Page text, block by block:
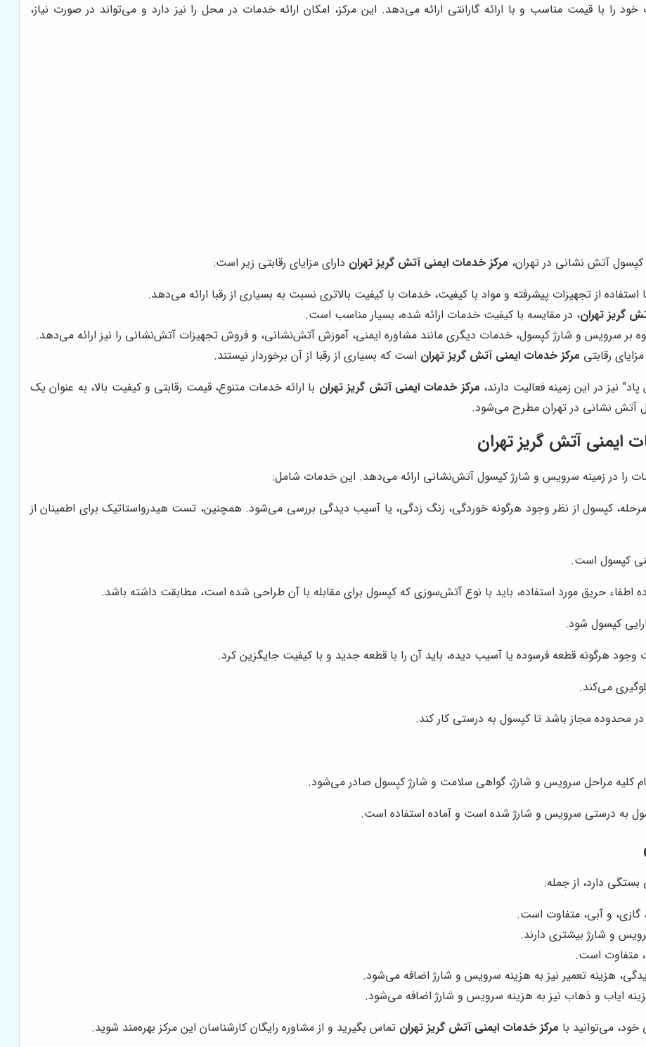
را با قیمت مناسب و با ارائه گارانتی ارائه می‌دهد. این مرکز، امکان ارائه خدمات در محل را نیز دارد و می‌تواند در صورت نیاز،
کپسول آتش نشانی در تهران، مرکز خدمات ایمنی آتش گریز تهران دارای مزایای رقابتی زیر است:
استفاده از تجهیزات پیشرفته و مواد با کیفیت، خدمات با کیفیت بالاتری نسبت به بسیاری از رقبا ارائه می‌دهد.
گریز تهران، در مقایسه با کیفیت خدمات ارائه شده، بسیار مناسب است.
بر سرویس و شارژ کپسول، خدمات دیگری مانند مشاوره ایمنی، آموزش آتش‌نشانی، و فروش تجهیزات آتش‌نشانی را نیز ارائه می‌دهد.
رقابتی مرکز خدمات ایمنی آتش گریز تهران است که بسیاری از رقبا از آن برخوردار نیستند.
نیز در این زمینه فعالیت دارند، مرکز خدمات ایمنی آتش گریز تهران با ارائه خدمات متنوع، قیمت رقابتی و کیفیت بالا، به عنوان یک
آتش نشانی در تهران مطرح می‌شود.
ایمنی آتش گریز تهران
را در زمینه سرویس و شارژ کپسول آتش‌نشانی ارائه می‌دهد. این خدمات شامل:
کپسول از نظر وجود هرگونه خوردگی، زنگ زدگی، یا آسیب دیدگی بررسی می‌شود. همچنین، تست هیدرواستاتیک برای اطمینان از
کپسول است.
اطفاء حریق مورد استفاده، باید با نوع آتش‌سوزی که کپسول برای مقابله با آن طراحی شده است، مطابقت داشته باشد.
کپسول شود.
وجود هرگونه قطعه فرسوده یا آسیب دیده، باید آن را با قطعه جدید و با کیفیت جایگزین کرد.
می‌کند.
محدوده مجاز باشد تا کپسول به درستی کار کند.
کلیه مراحل سرویس و شارژ، گواهی سلامت و شارژ کپسول صادر می‌شود.
به درستی سرویس و شارژ شده است و آماده استفاده است.
دارد، از جمله:
و آبی، متفاوت است.
و شارژ بیشتری دارند.
متفاوت است.
هزینه تعمیر نیز به هزینه سرویس و شارژ اضافه می‌شود.
ایاب و ذهاب نیز به هزینه سرویس و شارژ اضافه می‌شود.
می‌توانید با مرکز خدمات ایمنی آتش گریز تهران تماس بگیرید و از مشاوره رایگان کارشناسان این مرکز بهره‌مند شوید.